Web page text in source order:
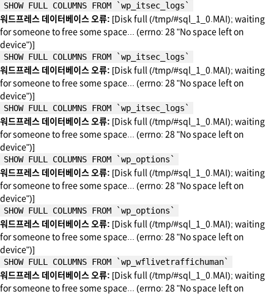
SHOW FULL COLUMNS FROM `wp_itsec_logs`
워드프레스 데이터베이스 오류: [Disk full (/tmp/#sql_1_0.MAI); waiting
for someone to free some space... (errno: 28 "No space left on
device")]
SHOW FULL COLUMNS FROM `wp_itsec_logs`
워드프레스 데이터베이스 오류: [Disk full (/tmp/#sql_1_0.MAI); waiting
for someone to free some space... (errno: 28 "No space left on
device")]
SHOW FULL COLUMNS FROM `wp_itsec_logs`
워드프레스 데이터베이스 오류: [Disk full (/tmp/#sql_1_0.MAI); waiting
for someone to free some space... (errno: 28 "No space left on
device")]
SHOW FULL COLUMNS FROM `wp_options`
워드프레스 데이터베이스 오류: [Disk full (/tmp/#sql_1_0.MAI); waiting
for someone to free some space... (errno: 28 "No space left on
device")]
SHOW FULL COLUMNS FROM `wp_options`
워드프레스 데이터베이스 오류: [Disk full (/tmp/#sql_1_0.MAI); waiting
for someone to free some space... (errno: 28 "No space left on
device")]
SHOW FULL COLUMNS FROM `wp_wflivetraffichuman`
워드프레스 데이터베이스 오류: [Disk full (/tmp/#sql_1_0.MAI); waiting
for someone to free some space... (errno: 28 "No space left on